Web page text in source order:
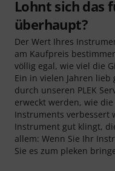
Lohnt sich das
überhaupt?
Der Wert Ihres
am Kaufpreis
völlig egal, wie viel die
Ein in vielen Jahren
durch unseren PLEK
erweckt werden, wie
Instruments verbessert
Instrument gut klingt,
allem: Wenn Sie Ihr
Sie es zum pleken